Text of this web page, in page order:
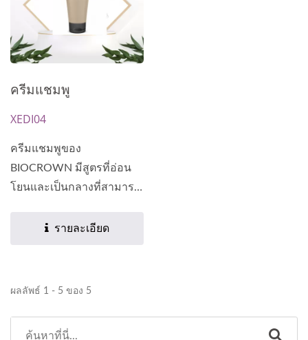
ครีมแชมพู
XEDI04
ครีมแชมพูของ
BIOCROWN มีสูตรที่อ่อน
โยนและเป็นกลางที่สามารถ
สิ่งสกปรกได้อย่างมี
รายละเอียด
ผลลัพธ์ 1 - 5 ของ 5